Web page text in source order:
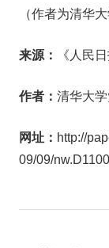
（作者为清华
来源： 《人民
作者： 清华大
网址： http://
09/09/